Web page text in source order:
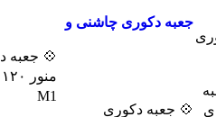
جعبه دکوری چاشنی و
💠 جعبه دکوری
💠 جعبه
M1